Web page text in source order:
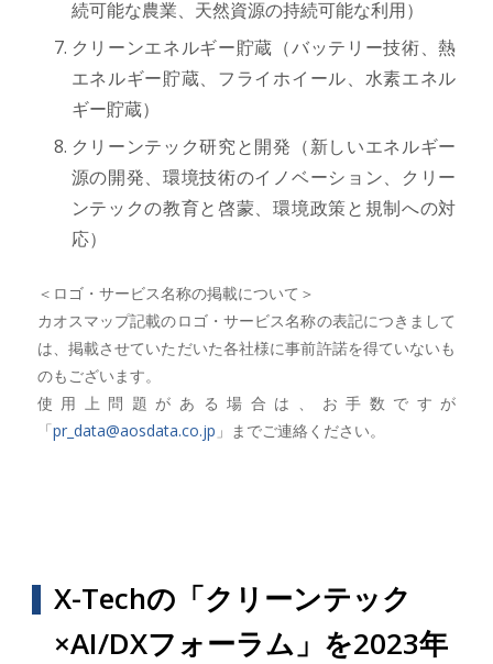
続可能な農業、天然資源の持続可能な利用）
クリーンエネルギー貯蔵（バッテリー技術、熱
エネルギー貯蔵、フライホイール、水素エネル
ギー貯蔵）
クリーンテック研究と開発（新しいエネルギー
源の開発、環境技術のイノベーション、クリー
ンテックの教育と啓蒙、環境政策と規制への対
応）
＜ロゴ・サービス名称の掲載について＞
カオスマップ記載のロゴ・サービス名称の表記につきまして
は、掲載させていただいた各社様に事前許諾を得ていないも
のもございます。
使用上問題がある場合は、お手数ですが
「pr_data@aosdata.co.jp 」までご連絡ください。
X-Techの「クリーンテック
×AI/DXフォーラム」を2023年